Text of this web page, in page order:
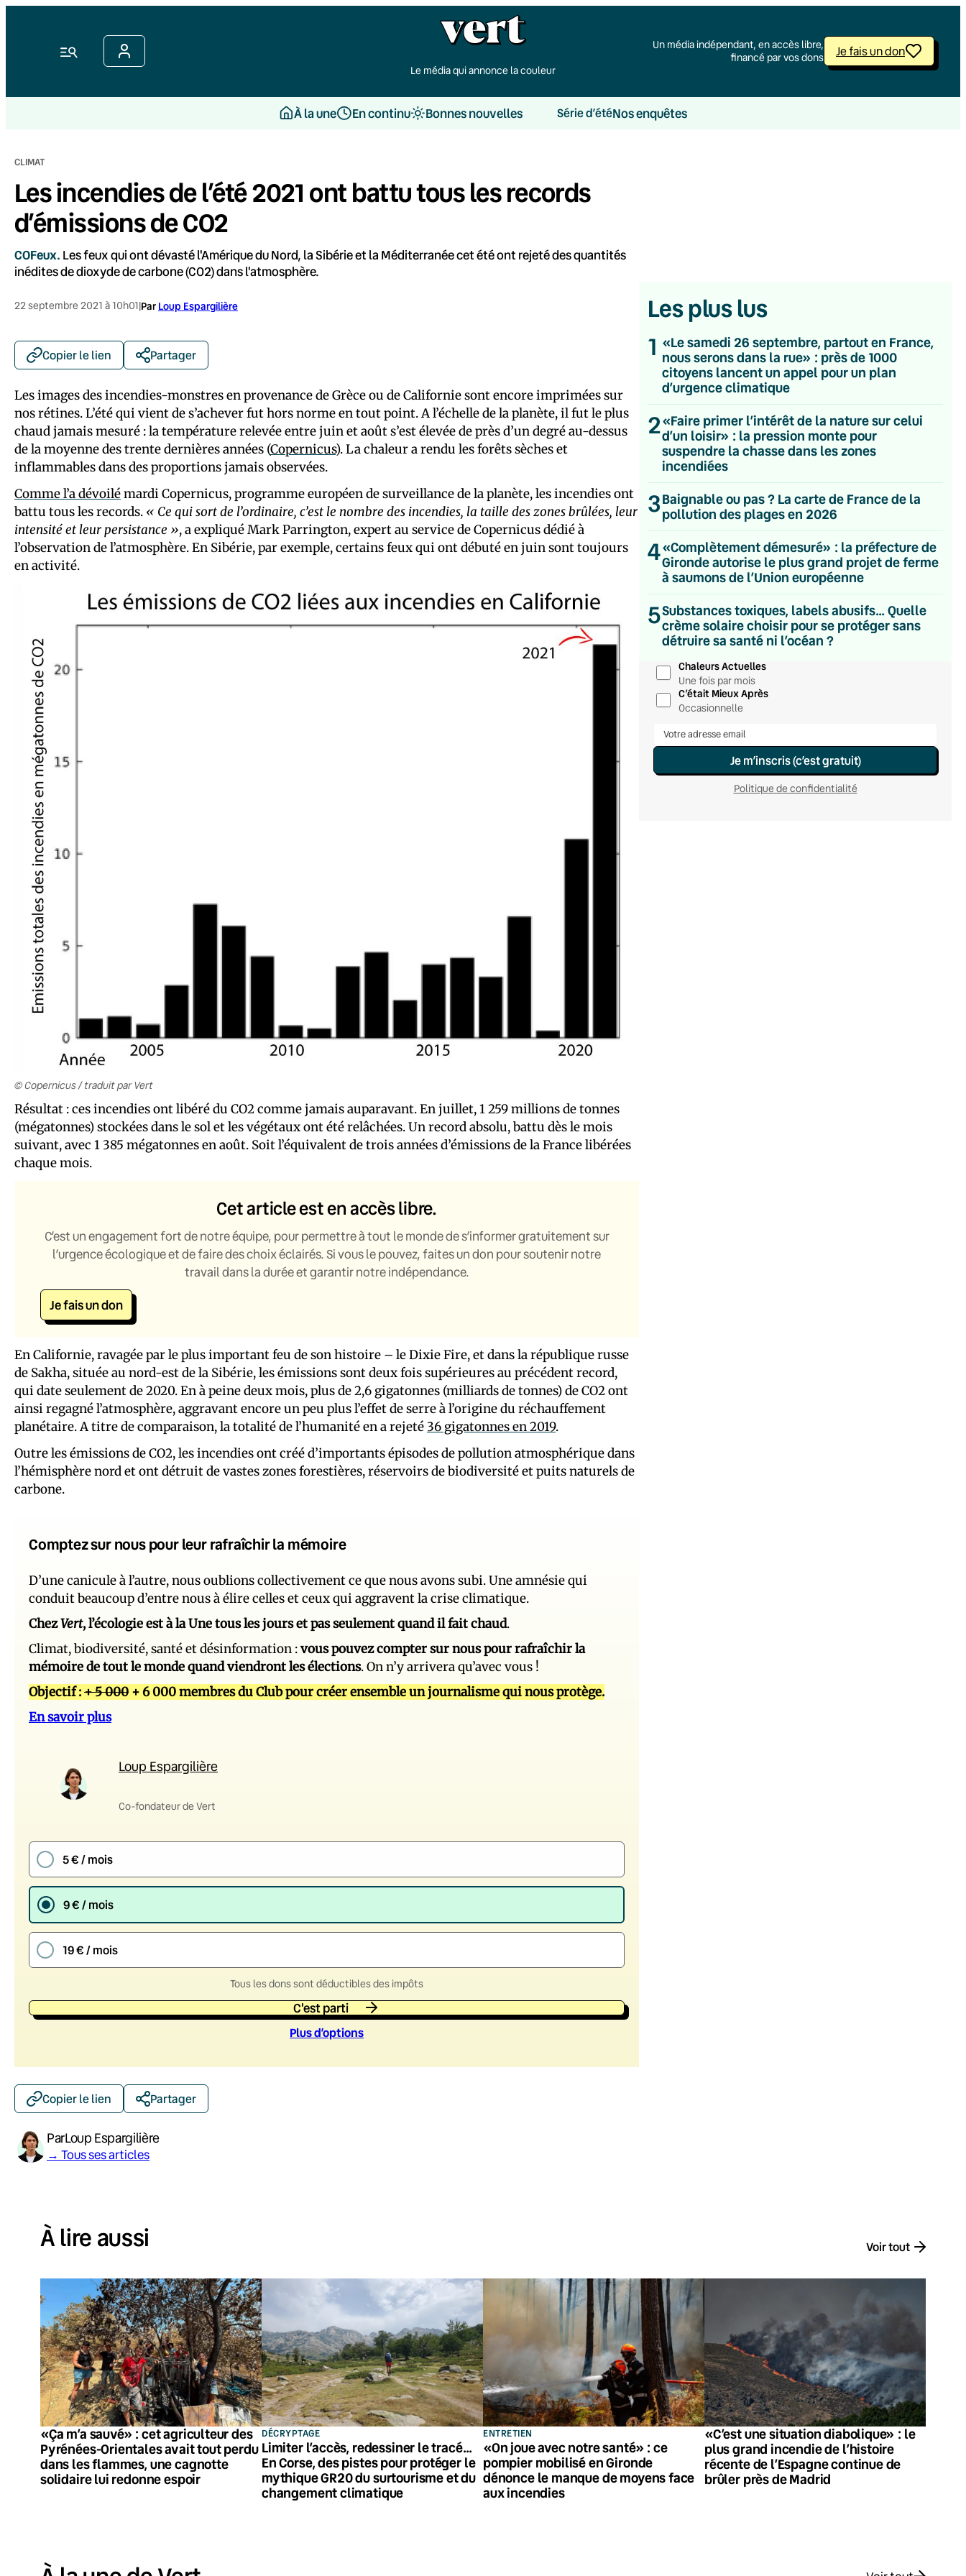
Menu
Le média qui annonce la couleur
Un média indépendant, en accès libre,
financé par vos dons
Je fais un don
À la une En continu Bonnes nouvelles Série d’étéNos enquêtes
CLIMAT
Les incendies de l’été 2021 ont battu tous les records
d’émissions de CO2
COFeux. Les feux qui ont dévasté l'Amérique du Nord, la Sibérie et la Méditerranée cet été ont rejeté des quantités
inédites de dioxyde de carbone (CO2) dans l'atmosphère.
22 septembre 2021 à 10h01|Par Loup Espargilière
Copier le lien Partager
Les images des incendies-monstres en provenance de Grèce ou de Californie sont encore imprimées sur
nos rétines. L’été qui vient de s’achever fut hors norme en tout point. A l’échelle de la planète, il fut le plus
chaud jamais mesuré : la température relevée entre juin et août s’est élevée de près d’un degré au-dessus
de la moyenne des trente dernières années (Copernicus). La chaleur a rendu les forêts sèches et
inflammables dans des proportions jamais observées.
Comme l’a dévoilémardi Copernicus, programme européen de surveillance de la planète, les incendies ont
battu tous les records. « Ce qui sort de l’ordinaire, c’est le nombre des incendies, la taille des zones brûlées, leur
intensité et leur persistance », a expliqué Mark Parrington, expert au service de Copernicus dédié à
l’observation de l’atmosphère. En Sibérie, par exemple, certains feux qui ont débuté en juin sont toujours
en activité.
© Copernicus / traduit par Vert
Résultat : ces incendies ont libéré du CO2 comme jamais auparavant. En juillet, 1 259 millions de tonnes
(mégatonnes) stockées dans le sol et les végétaux ont été relâchées. Un record absolu, battu dès le mois
suivant, avec 1 385 mégatonnes en août. Soit l’équivalent de trois années d’émissions de la France libérées
chaque mois.
Cet article est en accès libre.
C’est un engagement fort de notre équipe, pour permettre à tout le monde de s’informer gratuitement sur
l’urgence écologique et de faire des choix éclairés. Si vous le pouvez, faites un don pour soutenir notre
travail dans la durée et garantir notre indépendance.
Je fais un don
En Californie, ravagée par le plus important feu de son histoire – le Dixie Fire, et dans la république russe
de Sakha, située au nord-est de la Sibérie, les émissions sont deux fois supérieures au précédent record,
qui date seulement de 2020. En à peine deux mois, plus de 2,6 gigatonnes (milliards de tonnes) de CO2 ont
ainsi regagné l’atmosphère, aggravant encore un peu plus l’effet de serre à l’origine du réchauffement
planétaire. A titre de comparaison, la totalité de l’humanité en a rejeté36 gigatonnes en 2019.
Outre les émissions de CO2, les incendies ont créé d’importants épisodes de pollution atmosphérique dans
l’hémisphère nord et ont détruit de vastes zones forestières, réservoirs de biodiversité et puits naturels de
carbone.
Comptez sur nous pour leur rafraîchir la mémoire
D’une canicule à l’autre, nous oublions collectivement ce que nous avons subi. Une amnésie qui
conduit beaucoup d’entre nous à élire celles et ceux qui aggravent la crise climatique.
ChezVert, l’écologie est à la Une tous les jours et pas seulement quand il fait chaud.
Climat, biodiversité, santé et désinformation :vous pouvez compter sur nous pour rafraîchir la
mémoire de tout le monde quand viendront les élections. On n’y arrivera qu’avec vous !
Objectif :+ 5 000 + 6 000 membres du Club pour créer ensemble un journalisme qui nous protège.
En savoir plus
Loup Espargilière
Co-fondateur de Vert
5 € / mois
9 € / mois
19 € / mois
Tous les dons sont déductibles des impôts
C'est parti
Plus d’options
Copier le lien Partager
ParLoup Espargilière
→ Tous ses articles
Les plus lus
1 «Le samedi 26 septembre, partout en France,
nous serons dans la rue» : près de 1000
citoyens lancent un appel pour un plan
d’urgence climatique
2«Faire primer l’intérêt de la nature sur celui
d’un loisir» : la pression monte pour
suspendre la chasse dans les zones
incendiées
3Baignable ou pas ? La carte de France de la
pollution des plages en 2026
4«Complètement démesuré» : la préfecture de
Gironde autorise le plus grand projet de ferme
à saumons de l’Union européenne
5Substances toxiques, labels abusifs… Quelle
crème solaire choisir pour se protéger sans
détruire sa santé ni l’océan ?
💌 Inscrivez-vous à nos newsletters
Quotidienne
Du lundi au vendredi
Hebdomadaire
Chaleurs Actuelles
Une fois par mois
C’était Mieux Après
Occasionnelle
Je m’inscris (c’est gratuit)
Politique de confidentialité
À lire aussi Voir tout
«Ça m’a sauvé» : cet agriculteur des
Pyrénées-Orientales avait tout perdu
dans les flammes, une cagnotte
solidaire lui redonne espoir
DÉCRYPTAGE
Limiter l’accès, redessiner le tracé…
En Corse, des pistes pour protéger le
mythique GR20 du surtourisme et du
changement climatique
ENTRETIEN
«On joue avec notre santé» : ce
pompier mobilisé en Gironde
dénonce le manque de moyens face
aux incendies
«C’est une situation diabolique» : le
plus grand incendie de l’histoire
récente de l’Espagne continue de
brûler près de Madrid